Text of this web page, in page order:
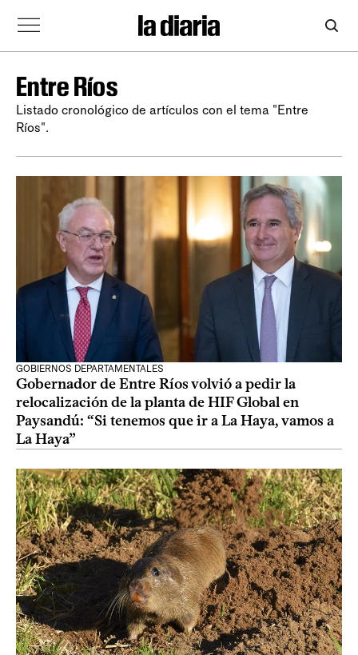
Entre Ríos
Listado cronológico de artículos con el tema "Entre
Ríos".
GOBIERNOS DEPARTAMENTALES
Gobernador de Entre Ríos volvió a pedir la
relocalización de la planta de HIF Global en
Paysandú: “Si tenemos que ir a La Haya, vamos a
La Haya”